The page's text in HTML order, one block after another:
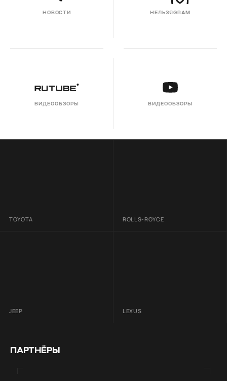
НОВОСТИ НЕЛЬЗЯGRAM
ВИДЕООБЗОРЫ ВИДЕООБЗОРЫ
TOYOTA ROLLS-ROYCE
JEEP LEXUS
ПАРТНЁРЫ